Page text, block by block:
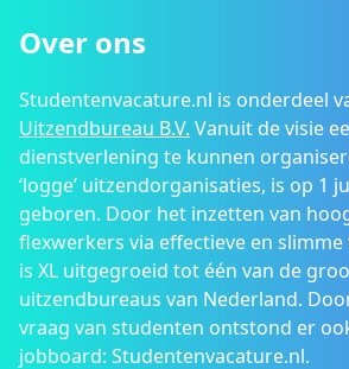
Over ons
Studentenvacature.nl is onderdeel
Uitzendbureau B.V. Vanuit de visie
dienstverlening te kunnen
‘logge’ uitzendorganisaties, is op 1
geboren. Door het inzetten van
flexwerkers via effectieve en
is XL uitgegroeid tot één van de
uitzendbureaus van Nederland.
vraag van studenten ontstond er
jobboard: Studentenvacature.nl.